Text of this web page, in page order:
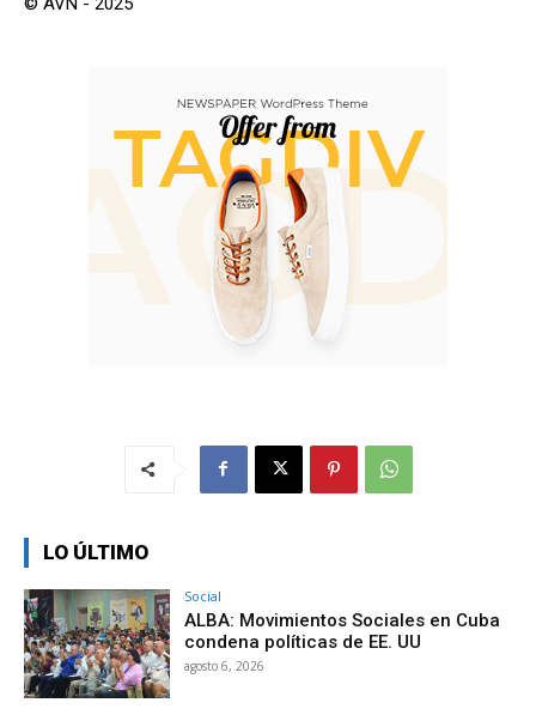
LO ÚLTIMO
Social
ALBA: Movimientos Sociales en Cuba
condena políticas de EE. UU
agosto 6, 2026